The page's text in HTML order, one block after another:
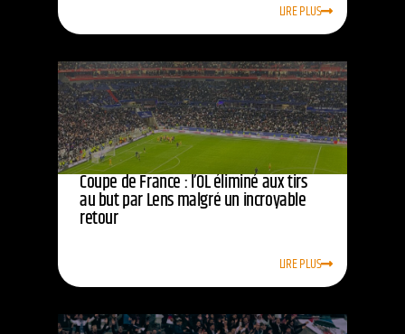
LIRE PLUS
Coupe de France : l’OL éliminé aux tirs
au but par Lens malgré un incroyable
retour
LIRE PLUS